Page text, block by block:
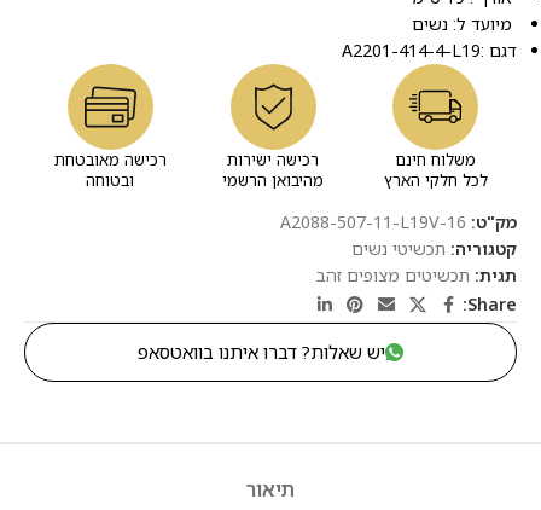
מיועד ל: נשים
דגם :A2201-414-4-L19
משלוח חינם
לכל חלקי הארץ
רכישה ישירות
מהיבואן הרשמי
רכישה מאובטחת
ובטוחה
מק"ט: A2088-507-11-L19V-16
קטגוריה: תכשיטי נשים
תגית: תכשיטים מצופים זהב
Share:
יש שאלות? דברו איתנו בוואטסאפ
תיאור